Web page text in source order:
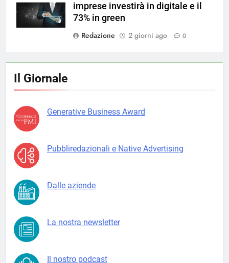
imprese investirà in digitale e il
73% in green
Redazione
2 giorni ago 0
Il Giornale
Generative Business Award
Pubbliredazionali e Native Advertising
Dalle aziende
La nostra newsletter
Il nostro podcast